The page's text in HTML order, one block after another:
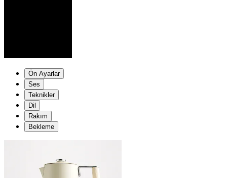
Ön Ayarlar
Ses
Teknikler
Dil
Rakım
Bekleme